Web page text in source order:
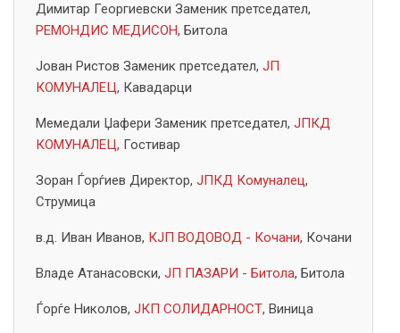
Димитар Георгиевски Заменик претседател,
РЕМОНДИС МЕДИСОН, Битола
Јован Ристов Заменик претседател, ЈП
КОМУНАЛЕЦ, Кавадарци
Мемедали Џафери Заменик претседател, ЈПКД
КОМУНАЛЕЦ, Гостивар
Зоран Ѓорѓиев Директор, ЈПКД Комуналец,
Струмица
в.д. Иван Иванов, КЈП ВОДОВОД - Кочани, Кочани
Владе Атанасовски, ЈП ПАЗАРИ - Битола, Битола
Ѓорѓе Николов, ЈКП СОЛИДАРНОСТ, Виница